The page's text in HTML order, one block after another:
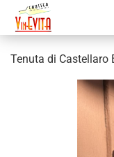
Tenuta di Castellaro